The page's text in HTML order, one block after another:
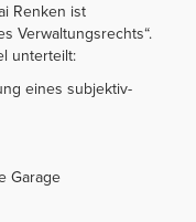
Renken ist
Verwaltungsrechts“.
unterteilt:
eines subjektiv-
Garage